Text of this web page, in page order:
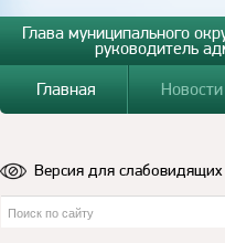
Глава муниципального
руководитель
Главная
Новости
Версия для слабовидящих